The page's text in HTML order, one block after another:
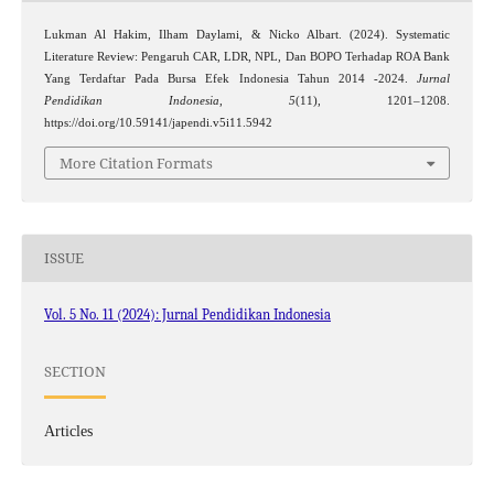
Lukman Al Hakim, Ilham Daylami, & Nicko Albart. (2024). Systematic
Literature Review: Pengaruh CAR, LDR, NPL, Dan BOPO Terhadap ROA Bank
Yang Terdaftar Pada Bursa Efek Indonesia Tahun 2014 -2024.Jurnal
Pendidikan Indonesia ,5(11), 1201–1208.
https://doi.org/10.59141/japendi.v5i11.5942
More Citation Formats
ISSUE
Vol. 5 No. 11 (2024): Jurnal Pendidikan Indonesia
SECTION
Articles